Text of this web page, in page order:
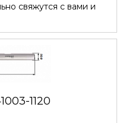
свяжутся с вами и
1120